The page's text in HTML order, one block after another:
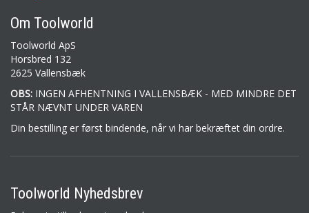
Om Toolworld
Toolworld ApS
Horsbred 132
2625 Vallensbæk
OBS: INGEN AFHENTNING I VALLENSBÆK - MED MINDRE DET
STÅR NÆVNT UNDER VAREN
Din bestilling er først bindende, når vi har bekræftet din ordre.
Toolworld Nyhedsbrev